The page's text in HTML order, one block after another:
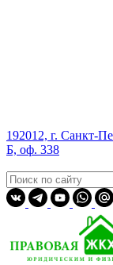
192012, г. Санкт-
Б, оф. 338